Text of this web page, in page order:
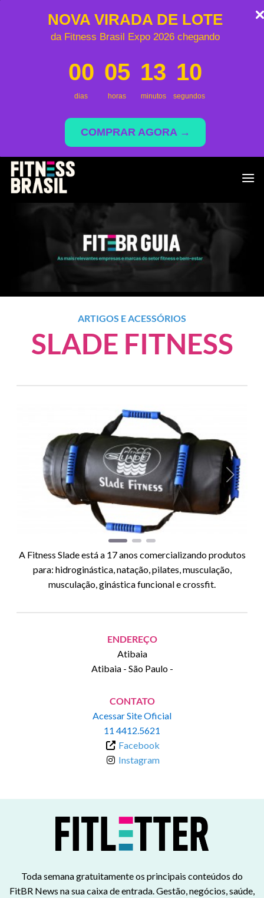
NOVA VIRADA DE LOTE
da Fitness Brasil Expo 2026 chegando
00
dias
05
horas
13
minutos
10
segundos
COMPRAR AGORA →
Skip
content
ARTIGOS E ACESSÓRIOS
SLADE FITNESS
Anterior Próximo
A Fitness Slade está a 17 anos comercializando produtos
para: hidroginástica, natação, pilates, musculação,
musculação, ginástica funcional e crossfit.
ENDEREÇO
Atibaia
Atibaia- São Paulo-
CONTATO
Acessar Site Oficial
11 4412.5621
Facebook
Instagram
Toda semana gratuitamente os principais conteúdos do
FitBR News na sua caixa de entrada. Gestão, negócios, saúde,